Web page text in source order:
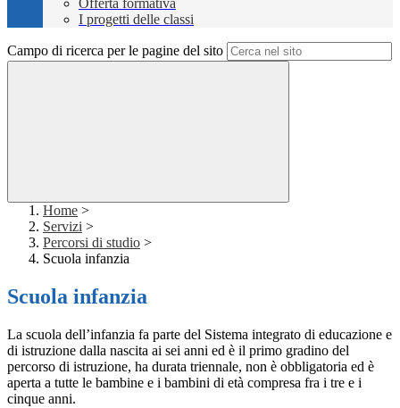
Offerta formativa
I progetti delle classi
Campo di ricerca per le pagine del sito
Home >
Servizi >
Percorsi di studio >
Scuola infanzia
Scuola infanzia
La scuola dell’infanzia fa parte del Sistema integrato di educazione e
di istruzione dalla nascita ai sei anni ed è il primo gradino del
percorso di istruzione, ha durata triennale, non è obbligatoria ed è
aperta a tutte le bambine e i bambini di età compresa fra i tre e i
cinque anni.